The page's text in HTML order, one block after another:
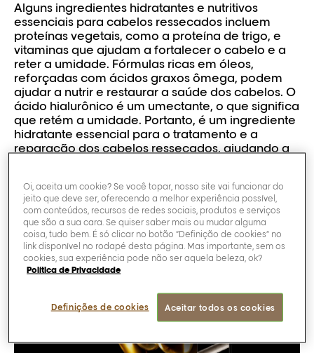
Alguns ingredientes hidratantes e nutritivos
essenciais para cabelos ressecados incluem
proteínas vegetais, como a proteína de trigo, e
vitaminas que ajudam a fortalecer o cabelo e a
reter a umidade. Fórmulas ricas em óleos,
reforçadas com ácidos graxos ômega, podem
ajudar a nutrir e restaurar a saúde dos cabelos. O
ácido hialurônico é um umectante, o que significa
que retém a umidade. Portanto, é um ingrediente
hidratante essencial para o tratamento e a
reparação dos cabelos ressecados, ajudando a
Light Hyaluronic Acidic Gloss Color da L’Oréal
Professionnel.)
Oi, aceita um cookie? Se você topar, nosso site vai funcionar do
jeito que deve ser, oferecendo a melhor experiência possível,
com conteúdos, recursos de redes sociais, produtos e serviços
que são a sua cara. Se quiser saber mais ou mudar alguma
coisa, tudo bem. É só clicar no botão “Definição de cookies” no
link disponível no rodapé desta página. Mas importante, sem os
cookies, sua experiência pode não ser aquela beleza, ok?
Política de Privacidade
Definições de cookies Aceitar todos os cookies